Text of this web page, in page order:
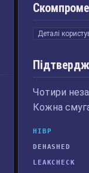
Деталі
Чотири
Кожна
HIBP
DEHASHED
LEAKCHECK